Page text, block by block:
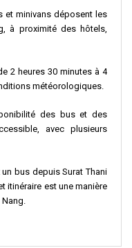
et minivans déposent les
à proximité des hôtels,
2 heures 30 minutes à 4
météorologiques.
des bus et des
avec plusieurs
bus depuis Surat Thani
itinéraire est une manière